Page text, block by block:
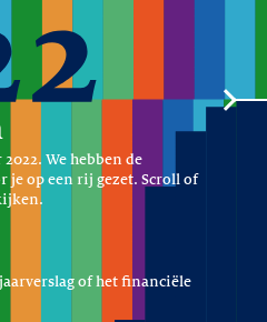
We hebben de
op een rij gezet. Scroll of
of het financiële